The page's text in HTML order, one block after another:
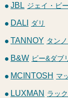
JBL ジェイ・ビ
DALI ダリ
TANNOY タン
B&W ビー&ダブ
MCINTOSH マ
LUXMAN ラッ